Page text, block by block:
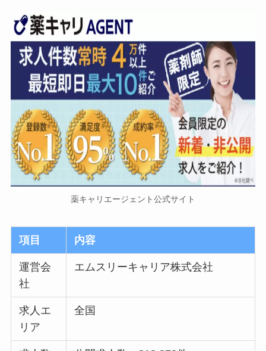
薬キャリエージェント公式サイト
項目 内容
運営会
社
エムスリーキャリア株式会社
求人エ
リア
全国